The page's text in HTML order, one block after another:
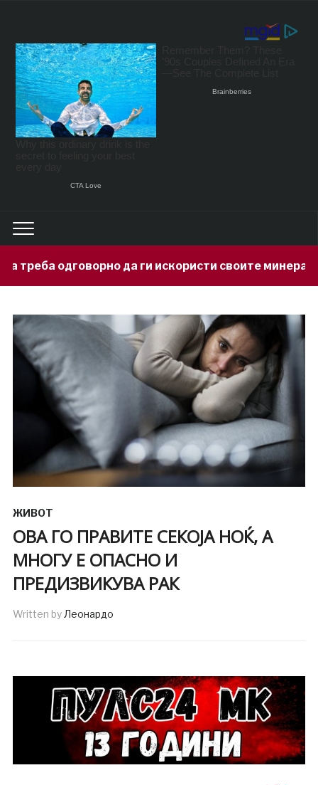
да ги искористи своите минерални богатства
ЖИВОТ
ОВА ГО ПРАВИТЕ СЕКОЈА НОЌ, А
МНОГУ Е ОПАСНО И
ПРЕДИЗВИКУВА РАК
Written byЛеонардо